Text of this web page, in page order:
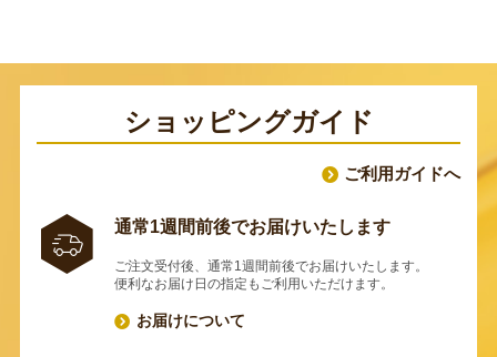
ショッピングガイド
ご利用ガイドへ
通常1週間前後でお届けいたします
ご注文受付後、通常1週間前後でお届けいたします。
便利なお届け日の指定もご利用いただけます。
お届けについて